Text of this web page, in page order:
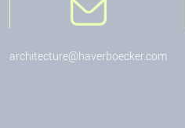
architecture@haverboecker.com